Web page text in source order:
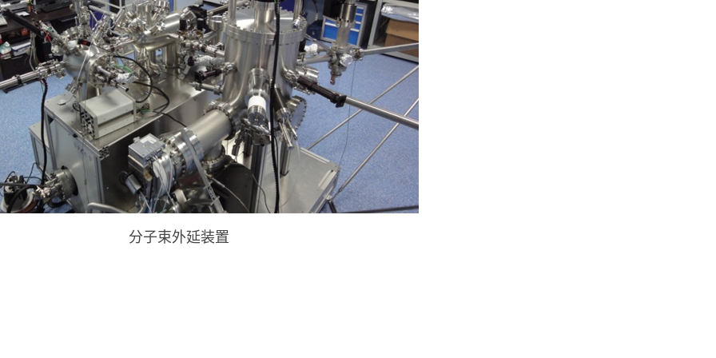
分子束外延装置